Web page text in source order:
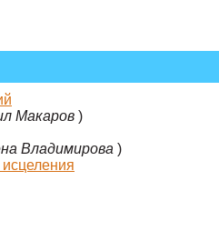
Макаров )
Владимирова )